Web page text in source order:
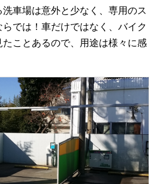
車場は意外と少なく、専用のス
では！車だけではなく、バイク
ことあるので、用途は様々に感